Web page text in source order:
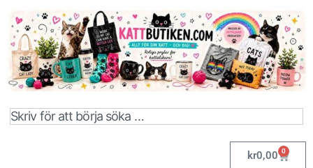
kr0,00 0